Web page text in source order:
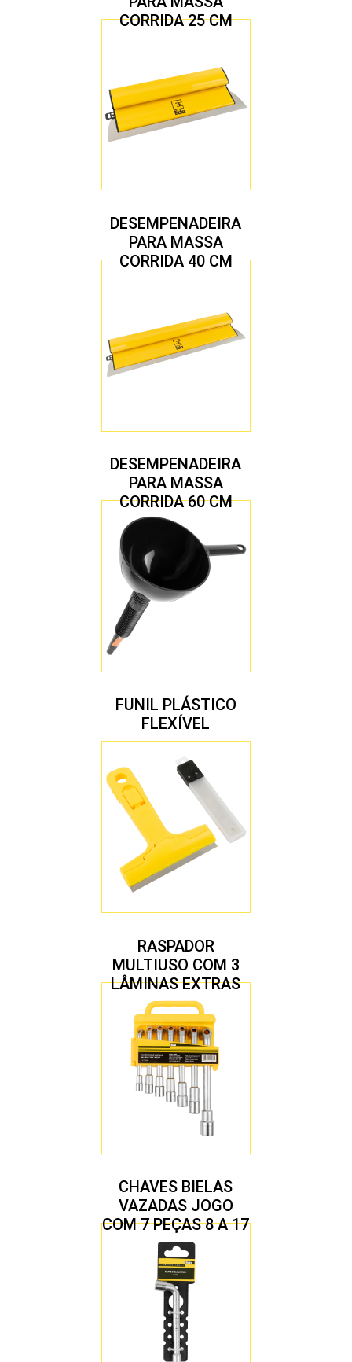
CORRIDA 25 CM
DESEMPENADEIRA
PARA MASSA
CORRIDA 40 CM
DESEMPENADEIRA
PARA MASSA
CORRIDA 60 CM
FUNIL PLÁSTICO
FLEXÍVEL
RASPADOR
MULTIUSO COM 3
LÂMINAS EXTRAS
CHAVES BIELAS
VAZADAS JOGO
COM 7 PEÇAS 8 A 17
MM